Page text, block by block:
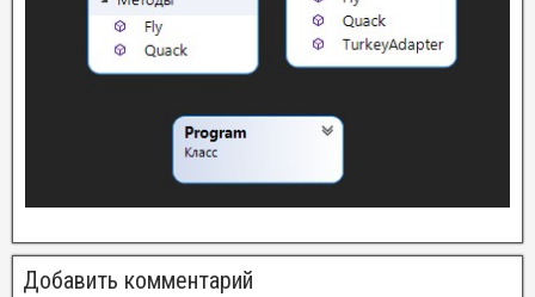
Добавить комментарий